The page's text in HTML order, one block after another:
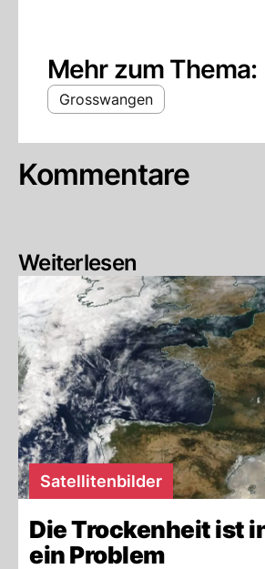
Mehr zum Thema:
Grosswangen
Kommentare
Weiterlesen
Satellitenbilder
Die Trockenheit ist
ein Problem